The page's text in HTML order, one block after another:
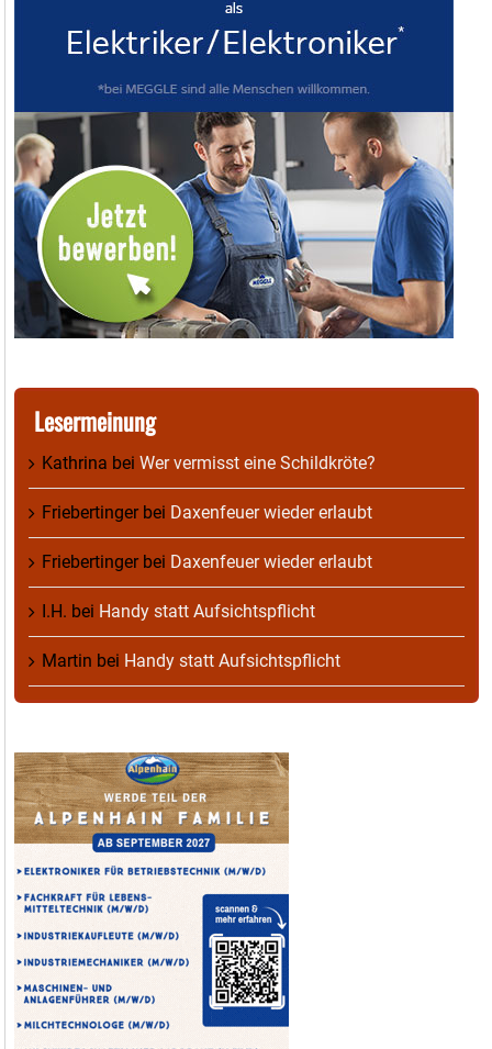
Lesermeinung
Kathrina bei Wer vermisst eine Schildkröte?
Friebertingerbei Daxenfeuer wieder erlaubt
Friebertingerbei Daxenfeuer wieder erlaubt
I.H. bei Handy statt Aufsichtspflicht
Martin bei Handy statt Aufsichtspflicht